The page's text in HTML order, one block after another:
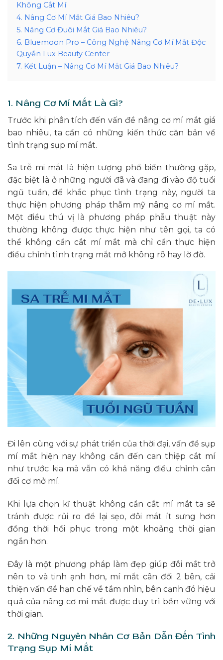
Không Cắt Mí
4. Nâng Cơ Mí Mắt Giá Bao Nhiêu?
5. Nâng Cơ Đuôi Mắt Giá Bao Nhiêu?
6. Bluemoon Pro – Công Nghệ Nâng Cơ Mí Mắt Độc
Quyền Lux Beauty Center
7. Kết Luận – Nâng Cơ Mí Mắt Giá Bao Nhiêu?
1. Nâng Cơ Mí Mắt Là Gì?
Trước khi phân tích đến vấn đề nâng cơ mí mắt giá
bao nhiêu, ta cần có những kiến thức căn bản về
tình trạng sụp mí mắt.
Sa trễ mi mắt là hiện tượng phổ biến thường gặp,
đặc biệt là ở những người đã và đang đi vào độ tuổi
ngũ tuần, để khắc phục tình trạng này, người ta
thực hiện phương pháp thẫm mỹ nâng cơ mí mắt.
Một điều thú vị là phương pháp phẫu thuật này
thường không được thực hiện như tên gọi, ta có
thể không cần cắt mí mắt mà chỉ cần thực hiện
điều chỉnh tình trạng mắt mở không rõ hay lờ đờ.
Đi lên cùng với sự phát triển của thời đại, vấn đề sụp
mí mắt hiện nay không cần đến can thiệp cắt mí
như trước kia mà vẫn có khả năng điều chỉnh cân
đối cơ mở mí.
Khi lựa chọn kĩ thuật không cần cắt mí mắt ta sẽ
tránh được rủi ro để lại sẹo, đôi mắt ít sưng hơn
đồng thời hồi phục trong một khoảng thời gian
ngắn hơn.
Đây là một phương pháp làm đẹp giúp đôi mắt trở
nên to và tinh ạnh hơn, mí mắt cân đối 2 bên, cải
thiện vấn đề hạn chế về tầm nhìn, bên cạnh đó hiệu
quả của nâng cơ mí mắt được duy trì bền vững với
thời gian.
2. Những Nguyên Nhân Cơ Bản Dẫn Đến Tình
Trạng Sụp Mí Mắt